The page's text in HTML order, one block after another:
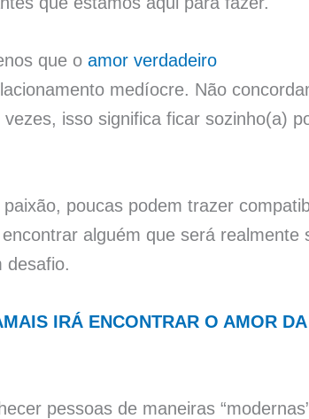
que oamor verdadeiro
medíocre. Não
isso significa ficar sozinho(a)
poucas podem trazer
alguém que será realmente
desafio.
IRÁ ENCONTRAR O AMOR
pessoas de maneiras